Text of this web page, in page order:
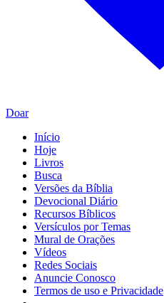
Doar
Início
Hoje
Livros
Busca
Versões da Bíblia
Devocional Diário
Recursos Bíblicos
Versículos por Temas
Mural de Orações
Vídeos
Redes Sociais
Anuncie Conosco
Termos de uso e Privacidade